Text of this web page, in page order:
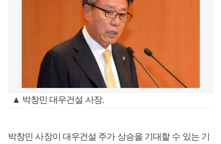
▲ 박창민 대우건설 사장.
박창민 사장이 대우건설 주가 상승을 기대할 수 있는 기